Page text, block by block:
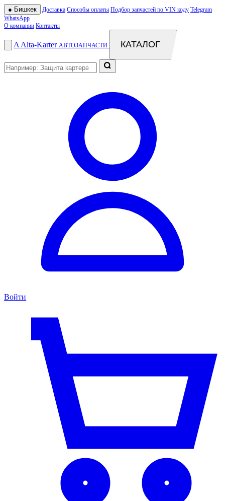
● Бишкек Доставка Способы оплаты Подбор запчастей по VIN коду Telegram
WhatsApp
О компании Контакты
A Alta-Karter АВТОЗАПЧАСТИ КАТАЛОГ
Войти